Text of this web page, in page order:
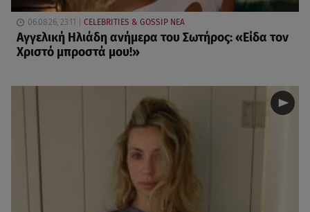
06.08.26, 23:11 CELEBRITIES & GOSSIP ΝΕΑ
Αγγελική Ηλιάδη ανήμερα του Σωτήρος: «Είδα τον
Χριστό μπροστά μου!»